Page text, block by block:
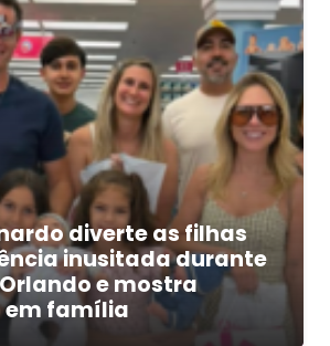
diverte as filhas
inusitada durante
e mostra
família